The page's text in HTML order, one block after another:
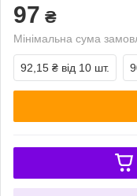
97 ₴
Мінімальна сума
92,15 ₴ від 10 шт.